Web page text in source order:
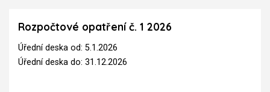
Rozpočtové opatření č. 1 2026
Úřední deska od: 5.1.2026
Úřední deska do: 31.12.2026